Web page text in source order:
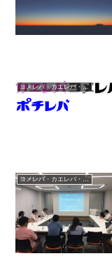
ヨメレバ・カエレバ・ポチレバ
ヨメレバ・カエレバ・ポチレバ